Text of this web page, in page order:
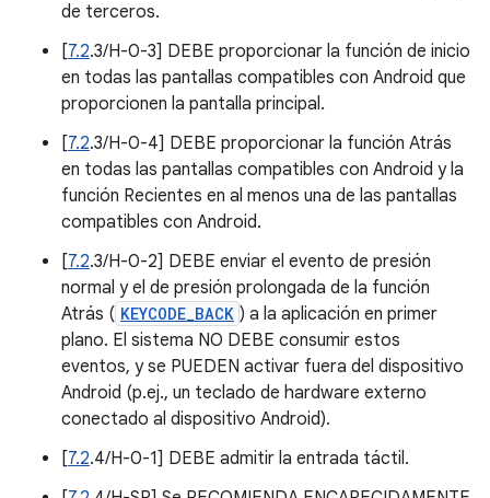
de terceros.
[7.2.3/H-0-3] DEBE proporcionar la función de inicio
en todas las pantallas compatibles con Android que
proporcionen la pantalla principal.
[7.2.3/H-0-4] DEBE proporcionar la función Atrás
en todas las pantallas compatibles con Android y la
función Recientes en al menos una de las pantallas
compatibles con Android.
[7.2.3/H-0-2] DEBE enviar el evento de presión
normal y el de presión prolongada de la función
Atrás ( KEYCODE_BACK ) a la aplicación en primer
plano. El sistema NO DEBE consumir estos
eventos, y se PUEDEN activar fuera del dispositivo
Android (p.ej., un teclado de hardware externo
conectado al dispositivo Android).
[7.2.4/H-0-1] DEBE admitir la entrada táctil.